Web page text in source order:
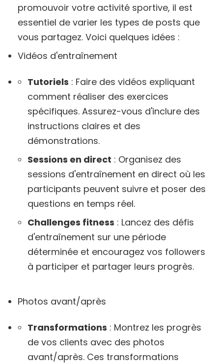
promouvoir votre activité sportive, il est
essentiel de varier les types de posts que
vous partagez. Voici quelques idées :
Vidéos d'entraînement
Tutoriels : Faire des vidéos expliquant
comment réaliser des exercices
spécifiques. Assurez-vous d'inclure des
instructions claires et des
démonstrations.
Sessions en direct : Organisez des
sessions d'entraînement en direct où les
participants peuvent suivre et poser des
questions en temps réel.
Challenges fitness : Lancez des défis
d'entraînement sur une période
déterminée et encouragez vos followers
à participer et partager leurs progrès.
Photos avant/après
Transformations : Montrez les progrès
de vos clients avec des photos
avant/après. Ces transformations